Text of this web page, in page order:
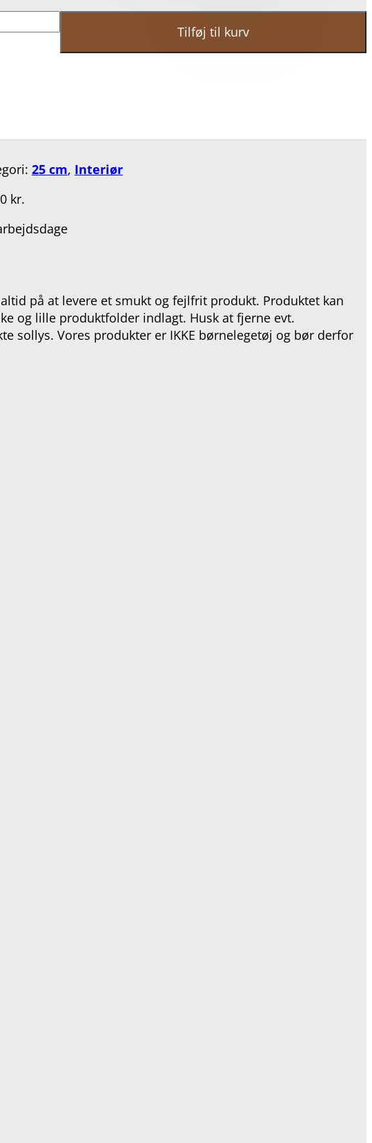
Tilføj til kurv
25 cm, Interiør
kr.
på at levere et smukt og fejlfrit produkt. Produktet kan
og lille produktfolder indlagt. Husk at fjerne evt.
sollys. Vores produkter er IKKE børnelegetøj og bør derfor